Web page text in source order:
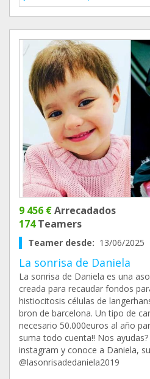
9 456 €Arrecadados
174Teamers
Teamer desde: 13/06/2025
La sonrisa de Daniela
La sonrisa de Daniela es una
creada para recaudar fondos
histiocitosis células de
bron de barcelona. Un tipo de
necesario 50.000euros al año
suma todo cuenta!! Nos
instagram y conoce a Daniela,
@lasonrisadedaniela2019